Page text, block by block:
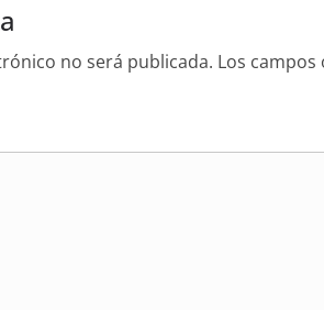
no será publicada. Los